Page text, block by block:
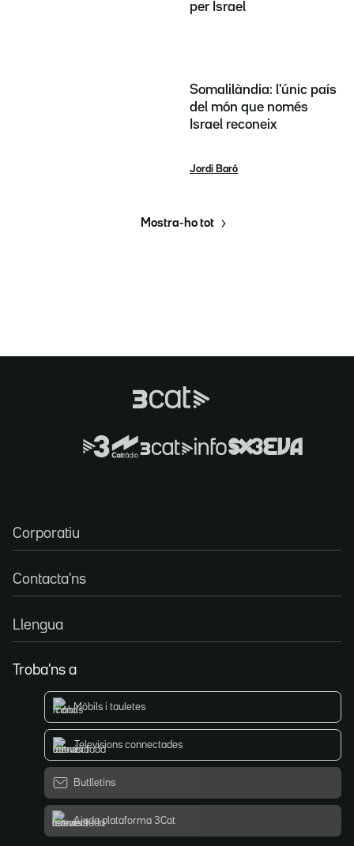
per Israel
Somalilàndia: l'únic país
del món que només
Israel reconeix
Jordi Baró
Mostra-ho tot
Corporatiu
Contacta'ns
Llengua
Troba'ns a
Mòbils i tauletes
Televisions connectades
Butlletins
Ajuda plataforma 3Cat